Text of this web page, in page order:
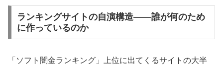
ランキングサイトの自演構造——誰が何のため
に作っているのか
「ソフト闇金ランキング」上位に出てくるサイトの大半